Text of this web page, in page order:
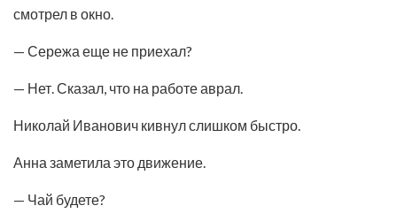
смотрел в окно.
— Сережа еще не приехал?
— Нет. Сказал, что на работе аврал.
Николай Иванович кивнул слишком быстро.
Анна заметила это движение.
— Чай будете?